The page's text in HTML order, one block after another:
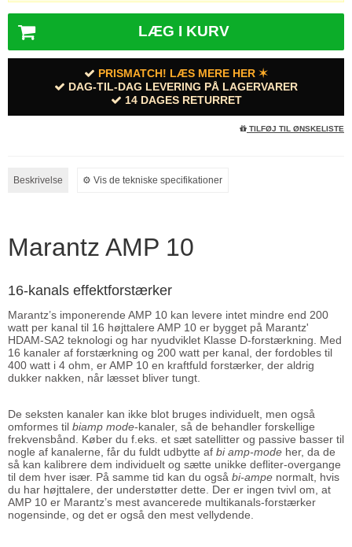
LÆG I KURV
PRISMATCH! LÆS MERE HER ✶
DAG-TIL-DAG LEVERING PÅ LAGERVARER
14 DAGES RETURRET
TILFØJ TIL ØNSKELISTE
Beskrivelse ⚙︎ Vis de tekniske specifikationer
Marantz AMP 10
16-kanals effektforstærker
Marantz’s imponerende AMP 10 kan levere intet mindre end 200
watt per kanal til 16 højttalere AMP 10 er bygget på Marantz'
HDAM-SA2 teknologi og har nyudviklet Klasse D-forstærkning. Med
16 kanaler af forstærkning og 200 watt per kanal, der fordobles til
400 watt i 4 ohm, er AMP 10 en kraftfuld forstærker, der aldrig
dukker nakken, når læsset bliver tungt.
De seksten kanaler kan ikke blot bruges individuelt, men også
omformes til biamp mode-kanaler, så de behandler forskellige
frekvensbånd. Køber du f.eks. et sæt satellitter og passive basser til
nogle af kanalerne, får du fuldt udbytte af bi amp-mode her, da de
så kan kalibrere dem individuelt og sætte unikke defliter-overgange
til dem hver især. På samme tid kan du også bi-ampe normalt, hvis
du har højttalere, der understøtter dette. Der er ingen tvivl om, at
AMP 10 er Marantz’s mest avancerede multikanals-forstærker
nogensinde, og det er også den mest vellydende.